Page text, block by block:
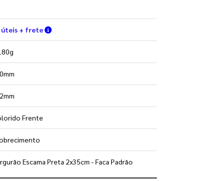
úteis + frete Verifique as condições de entrega
Frente
Escama Preta 2x35cm - Faca Padrão